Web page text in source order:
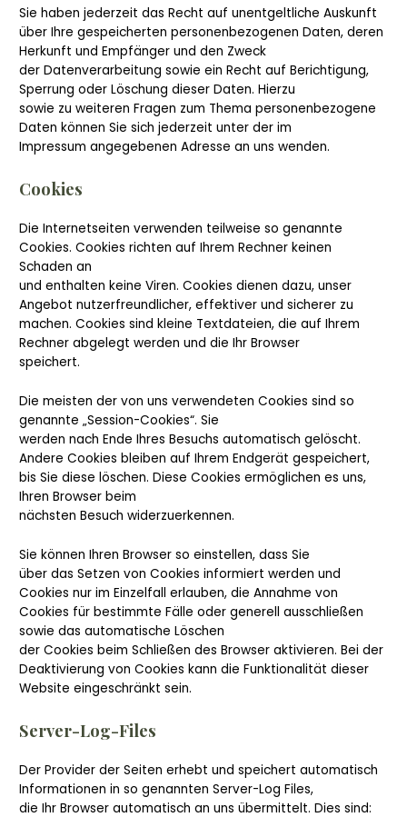
Sie haben jederzeit das Recht auf unentgeltliche Auskunft
über Ihre gespeicherten personenbezogenen Daten, deren
Herkunft und Empfänger und den Zweck
der Datenverarbeitung sowie ein Recht auf Berichtigung,
Sperrung oder Löschung dieser Daten. Hierzu
sowie zu weiteren Fragen zum Thema personenbezogene
Daten können Sie sich jederzeit unter der im
Impressum angegebenen Adresse an uns wenden.
Cookies
Die Internetseiten verwenden teilweise so genannte
Cookies. Cookies richten auf Ihrem Rechner keinen
Schaden an
und enthalten keine Viren. Cookies dienen dazu, unser
Angebot nutzerfreundlicher, effektiver und sicherer zu
machen. Cookies sind kleine Textdateien, die auf Ihrem
Rechner abgelegt werden und die Ihr Browser
speichert.
Die meisten der von uns verwendeten Cookies sind so
genannte „Session-Cookies“. Sie
werden nach Ende Ihres Besuchs automatisch gelöscht.
Andere Cookies bleiben auf Ihrem Endgerät gespeichert,
bis Sie diese löschen. Diese Cookies ermöglichen es uns,
Ihren Browser beim
nächsten Besuch widerzuerkennen.
Sie können Ihren Browser so einstellen, dass Sie
über das Setzen von Cookies informiert werden und
Cookies nur im Einzelfall erlauben, die Annahme von
Cookies für bestimmte Fälle oder generell ausschließen
sowie das automatische Löschen
der Cookies beim Schließen des Browser aktivieren. Bei der
Deaktivierung von Cookies kann die Funktionalität dieser
Website eingeschränkt sein.
Server-Log-Files
Der Provider der Seiten erhebt und speichert automatisch
Informationen in so genannten Server-Log Files,
die Ihr Browser automatisch an uns übermittelt. Dies sind: